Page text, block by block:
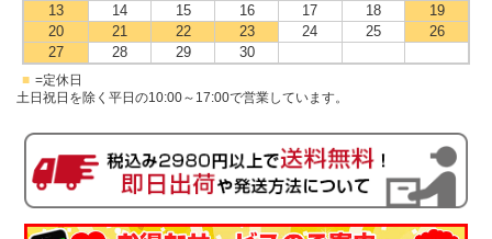
13
14 15 16 17 18
19
20
21 22 23 24 25
26
27
28 29 30
■ =定休日
土日祝日を除く平日の10:00～17:00で営業しています。